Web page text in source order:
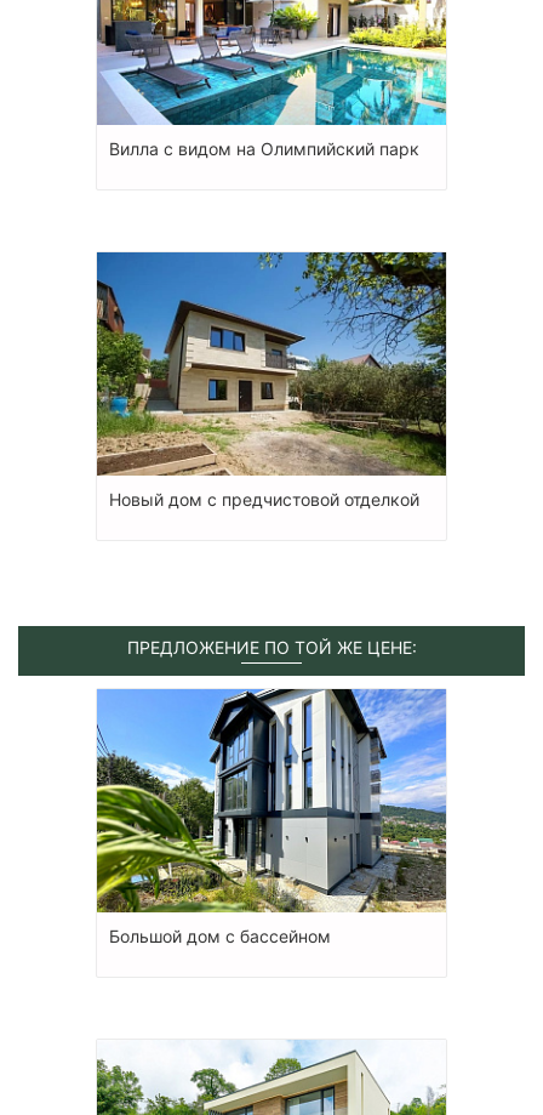
Вилла с видом на Олимпийский парк
Новый дом с предчистовой отделкой
ПРЕДЛОЖЕНИЕ ПО ТОЙ ЖЕ ЦЕНЕ:
Большой дом с бассейном